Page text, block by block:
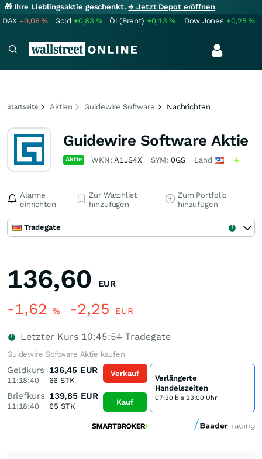
🎁 Ihre Lieblingsaktie geschenkt.→ Jetzt Depot eröffnen
DAX -0,06% Gold +0,83% Öl (Brent) +0,13% Dow Jones +0,25%
Startseite Aktien Guidewire Software Nachrichten
Guidewire Software Aktie
Aktie WKN:A1JS4X SYM: 0GS Land
Alarme
einrichten
Zur Watchlist
hinzufügen
Zum Portfolio
hinzufügen
Tradegate
136,60 EUR
-1,62 % -2,25 EUR
Letzter Kurs 10:45:54 Tradegate
Guidewire Software Aktie kaufen
Geldkurs
11:18:40
136,45 EUR
66 STK
Briefkurs
11:18:40
139,85 EUR
65 STK
Verkauf
Kauf
Verlängerte
Handelszeiten
07:30 bis 23:00 Uhr